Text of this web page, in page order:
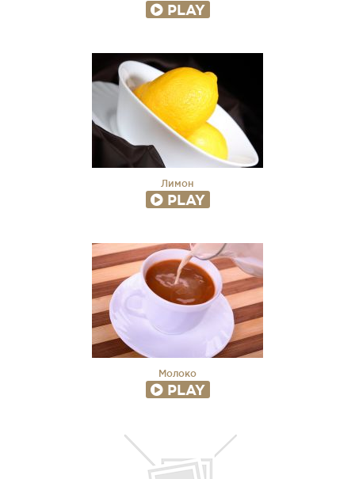
PLAY
Лимон
PLAY
Молоко
PLAY